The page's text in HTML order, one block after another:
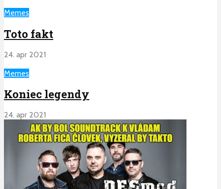
Memes
Toto fakt
24. apr 2021
Memes
Koniec legendy
24. apr 2021